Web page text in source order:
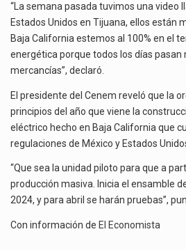
“La semana pasada tuvimos una video
Estados Unidos en Tijuana, ellos están
Baja California estemos al 100% en el
energética porque todos los días pasan
mercancías”, declaró.
El presidente del Cenem reveló que la
principios del año que viene la
eléctrico hecho en Baja California que
regulaciones de México y Estados
“Que sea la unidad piloto para que a
producción masiva. Inicia el ensamble
2024, y para abril se harán pruebas”,
Con información de El Economista